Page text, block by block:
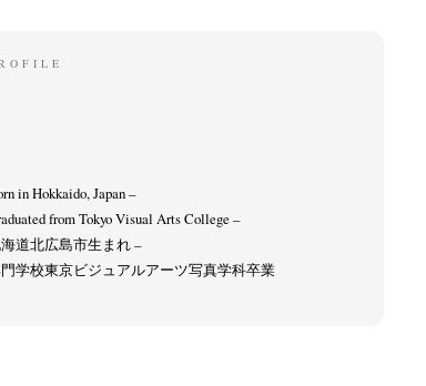
in Hokkaido, Japan –
from Tokyo Visual Arts College –
海道北広島市生まれ –
門学校東京ビジュアルアーツ写真学科卒業